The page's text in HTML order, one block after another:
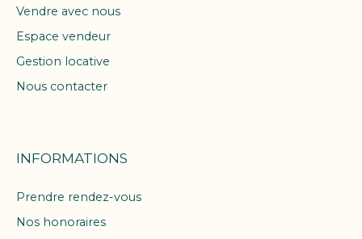
Vendre avec nous
Espace vendeur
Gestion locative
Nous contacter
INFORMATIONS
Prendre rendez-vous
Nos honoraires